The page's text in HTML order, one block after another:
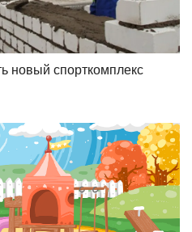
новый спорткомплекс